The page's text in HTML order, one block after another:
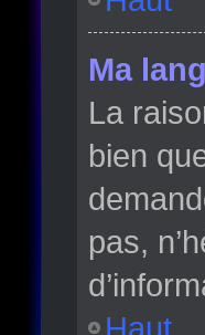
Ma
La
bien
pas,
Haut